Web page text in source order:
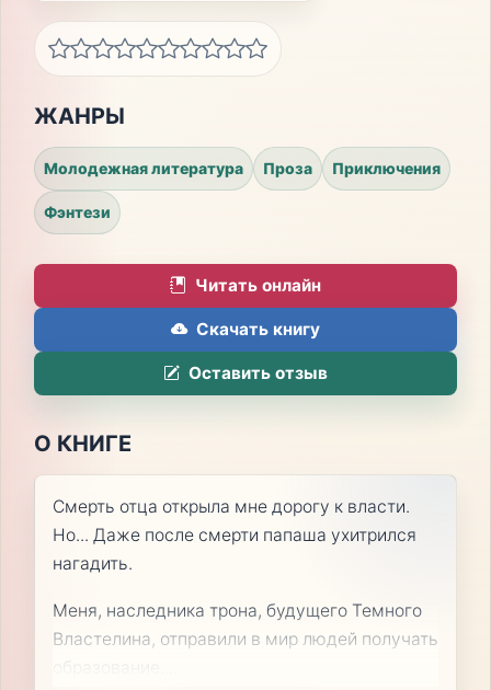
ЖАНРЫ
Молодежная литература Проза Приключения
Фэнтези
Читать онлайн
Скачать книгу
Оставить отзыв
О КНИГЕ
Смерть отца открыла мне дорогу к власти.
Но... Даже после смерти папаша ухитрился
нагадить.
Меня, наследника трона, будущего Темного
Властелина, отправили в мир людей получать